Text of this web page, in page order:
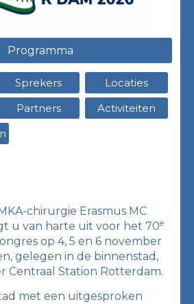
Programma
Sprekers
Locaties
Partners
Activiteiten
chirurgie Erasmus MC
u van harte uit voor het 70e
op 4, 5 en 6 november
gelegen in de binnenstad,
Centraal Station Rotterdam.
met een uitgesproken